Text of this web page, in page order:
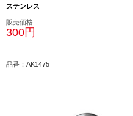
ステンレス
販売価格
300円
品番：AK1475